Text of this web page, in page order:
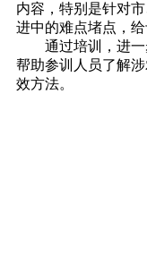
内容，特别是针对
进中的难点堵点，给
通过培训，进一
帮助参训人员了解
效方法。